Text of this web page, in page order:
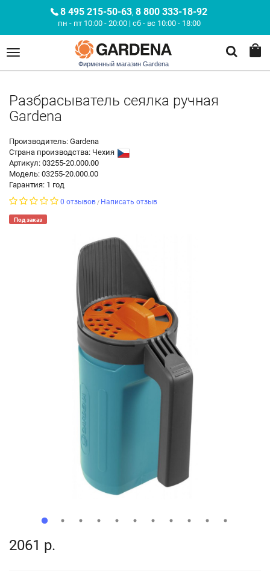
8 495 215-50-63, 8 800 333-18-92
пн - пт 10:00 - 20:00 | сб - вс 10:00 - 18:00
Фирменный магазин Gardena
Разбрасыватель сеялка ручная
Gardena
Производитель: Gardena
Страна производства: Чехия
Артикул: 03255-20.000.00
Модель: 03255-20.000.00
Гарантия: 1 год
0 отзывов / Написать отзыв
Под заказ
2061 р.